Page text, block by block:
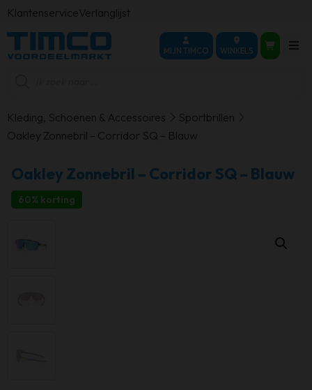
KlantenserviceVerlanglijst
MIJN TIMCO WINKELS
Kleding, Schoenen & Accessoires
Sportbrillen
Oakley Zonnebril – Corridor SQ – Blauw
Oakley Zonnebril – Corridor SQ – Blauw
60% korting